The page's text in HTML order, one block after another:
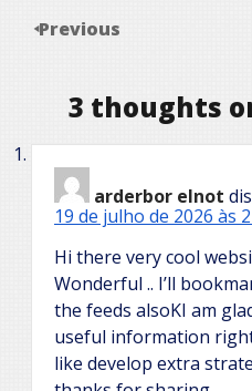
Previous
3 thoughts
arderbor elnot
19 de julho de 2026 às
Hi there very cool
Wonderful .. I’ll
the feeds alsoKI am
useful information
like develop extra